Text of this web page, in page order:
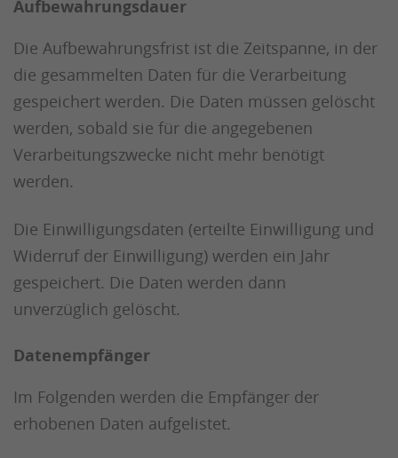
Aufbewahrungsdauer
Die Aufbewahrungsfrist ist die Zeitspanne, in der
die gesammelten Daten für die Verarbeitung
gespeichert werden. Die Daten müssen gelöscht
werden, sobald sie für die angegebenen
Verarbeitungszwecke nicht mehr benötigt
werden.
Die Einwilligungsdaten (erteilte Einwilligung und
Widerruf der Einwilligung) werden ein Jahr
gespeichert. Die Daten werden dann
unverzüglich gelöscht.
Datenempfänger
Im Folgenden werden die Empfänger der
erhobenen Daten aufgelistet.